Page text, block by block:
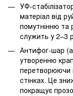
УФ-
матеріал від
помутнінню та
служить у 2–3
Антифог-шар
утворенню
перетворюючи
стінках. Це
покращує